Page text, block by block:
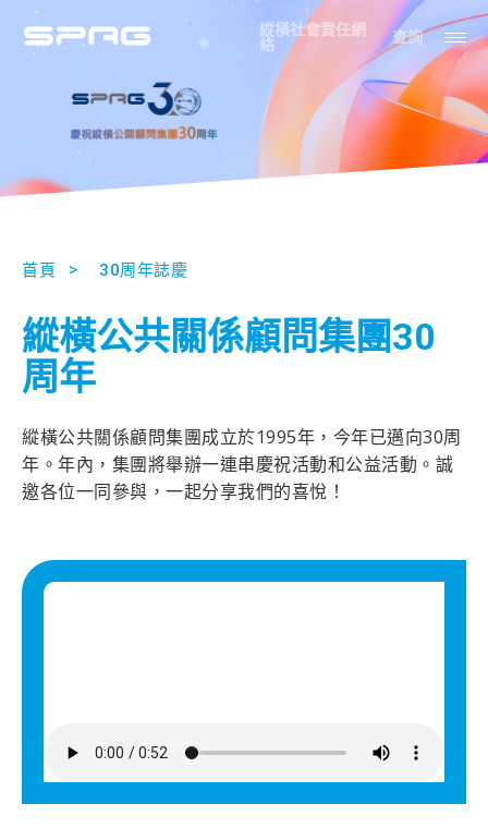
縱橫社會責任網
絡 查詢
首頁 30周年誌慶
縱橫公共關係顧問集團30
周年
縱橫公共關係顧問集團成立於1995年，今年已邁向30周
年。年內，集團將舉辦一連串慶祝活動和公益活動。誠
邀各位一同參與，一起分享我們的喜悅！